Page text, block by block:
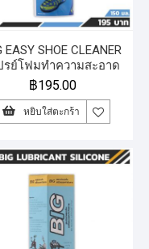
EASY SHOE CLEANER
รย์โฟมทำความสะอาด
รองเท้า 150 ml.
฿195.00
หยิบใส่ตะกร้า